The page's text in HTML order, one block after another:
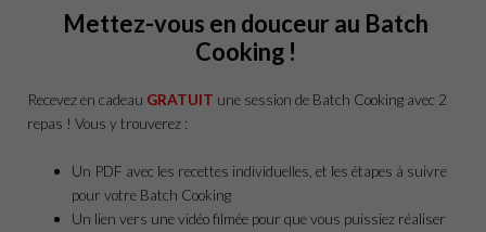
Mettez-vous en douceur au Batch
Cooking !
Recevez en cadeau GRATUIT une session de Batch Cooking avec 2
repas ! Vous y trouverez :
Un PDF avec les recettes individuelles, et les étapes à suivre
pour votre Batch Cooking
Un lien vers une vidéo filmée pour que vous puissiez réaliser